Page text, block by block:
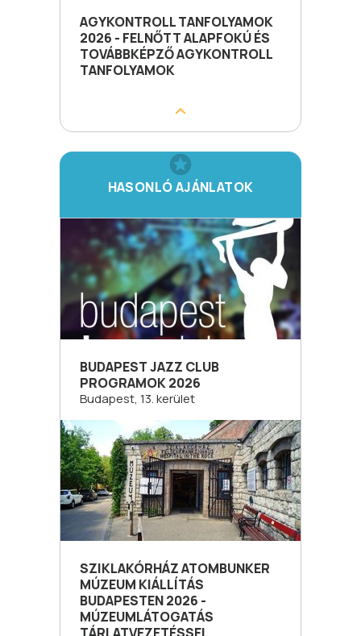
AGYKONTROLL TANFOLYAMOK
2026 - FELNŐTT ALAPFOKÚ ÉS
TOVÁBBKÉPZŐ AGYKONTROLL
TANFOLYAMOK
HASONLÓ AJÁNLATOK
BUDAPEST JAZZ CLUB
PROGRAMOK 2026
Budapest, 13. kerület
SZIKLAKÓRHÁZ ATOMBUNKER
MÚZEUM KIÁLLÍTÁS
BUDAPESTEN 2026 -
MÚZEUMLÁTOGATÁS